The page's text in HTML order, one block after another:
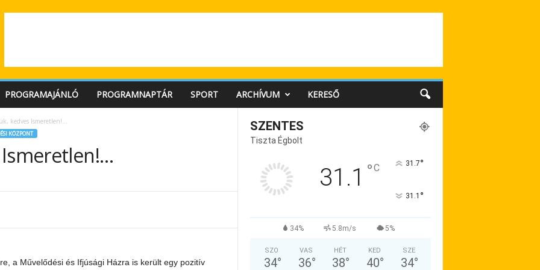
PROGRAMAJÁNLÓ PROGRAMNAPTÁR SPORT ARCHÍVUM KERESŐ
kedves Ismeretlen!…
KÖZPONT
Ismeretlen!…
a Művelődési és Ifjúsági Házra is került egy pozitív
SZENTES
Tiszta Égbolt
31.1 °C 31.7°
31.1 °
34% 5.8m/s 5%
SZO
34°
VAS
36°
HÉT
38°
KED
40°
SZE
34°